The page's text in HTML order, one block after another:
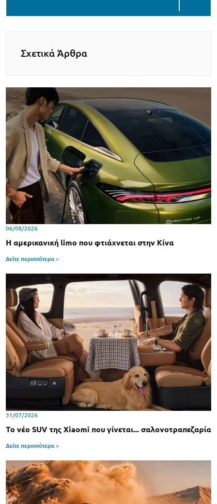
Σχετικά Άρθρα
06/08/2026
Η αμερικανική limo που φτιάχνεται στην Κίνα
Δείτε περισσότερα >
31/07/2026
Το νέο SUV της Xiaomi που γίνεται... σαλονοτραπεζαρία
Δείτε περισσότερα >